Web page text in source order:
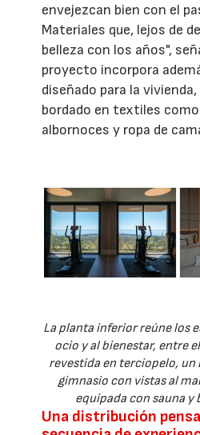
envejezcan bien con el
Materiales que, lejos de
belleza con los años",
proyecto incorpora
diseñado para la
bordado en textiles
albornoces y ropa de
La planta inferior reúne los
ocio y al bienestar, entre
revestida en terciopelo, un
gimnasio con vistas al
equipada con sauna y
Una distribución